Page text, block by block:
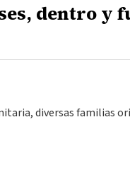
dentro y
diversas familias